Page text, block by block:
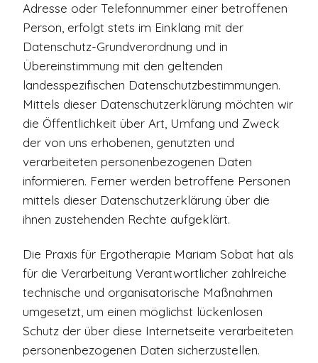
Adresse oder Telefonnummer einer betroffenen
Person, erfolgt stets im Einklang mit der
Datenschutz-Grundverordnung und in
Übereinstimmung mit den geltenden
landesspezifischen Datenschutzbestimmungen.
Mittels dieser Datenschutzerklärung möchten wir
die Öffentlichkeit über Art, Umfang und Zweck
der von uns erhobenen, genutzten und
verarbeiteten personenbezogenen Daten
informieren. Ferner werden betroffene Personen
mittels dieser Datenschutzerklärung über die
ihnen zustehenden Rechte aufgeklärt.
Die Praxis für Ergotherapie Mariam Sobat hat als
für die Verarbeitung Verantwortlicher zahlreiche
technische und organisatorische Maßnahmen
umgesetzt, um einen möglichst lückenlosen
Schutz der über diese Internetseite verarbeiteten
personenbezogenen Daten sicherzustellen.